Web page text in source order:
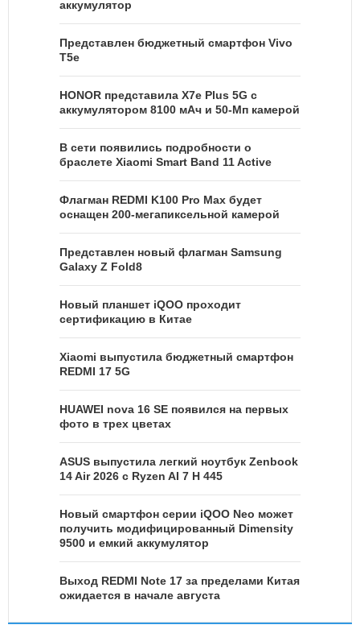
аккумулятор
Представлен бюджетный смартфон Vivo
T5e
HONOR представила X7e Plus 5G с
аккумулятором 8100 мАч и 50-Мп камерой
В сети появились подробности о
браслете Xiaomi Smart Band 11 Active
Флагман REDMI K100 Pro Max будет
оснащен 200-мегапиксельной камерой
Представлен новый флагман Samsung
Galaxy Z Fold8
Новый планшет iQOO проходит
сертификацию в Китае
Xiaomi выпустила бюджетный смартфон
REDMI 17 5G
HUAWEI nova 16 SE появился на первых
фото в трех цветах
ASUS выпустила легкий ноутбук Zenbook
14 Air 2026 с Ryzen AI 7 H 445
Новый смартфон серии iQOO Neo может
получить модифицированный Dimensity
9500 и емкий аккумулятор
Выход REDMI Note 17 за пределами Китая
ожидается в начале августа